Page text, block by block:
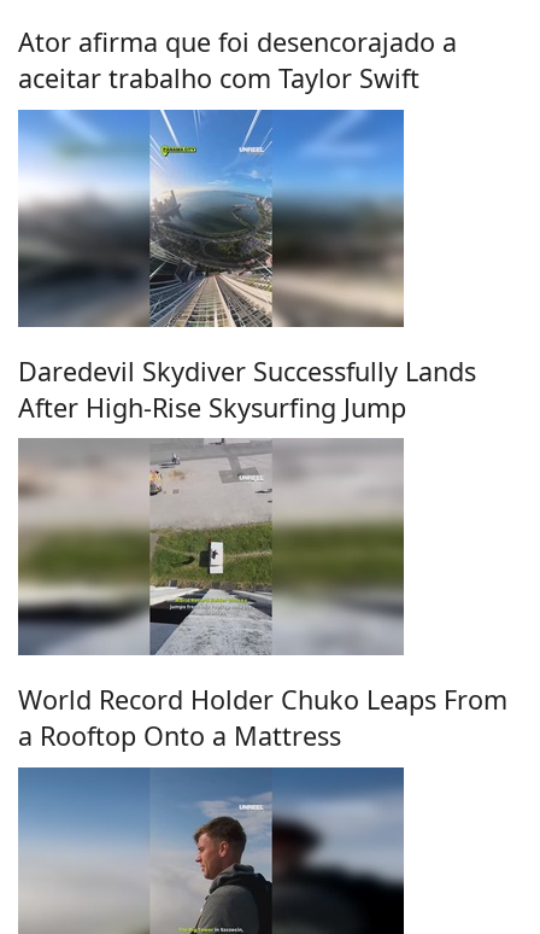
Ator afirma que foi desencorajado a
aceitar trabalho com Taylor Swift
Daredevil Skydiver Successfully Lands
After High-Rise Skysurfing Jump
World Record Holder Chuko Leaps From
a Rooftop Onto a Mattress